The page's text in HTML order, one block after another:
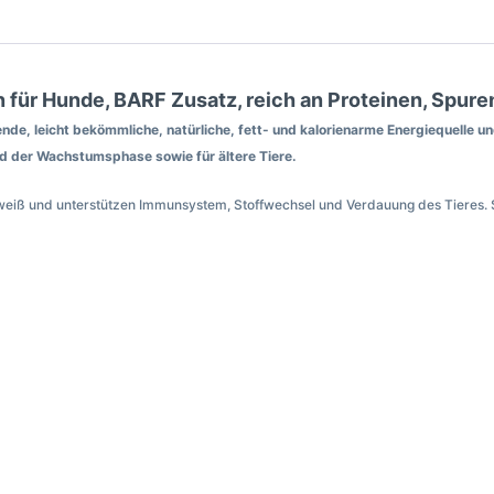
Hunde, BARF Zusatz, reich an Proteinen,
leicht bekömmliche, natürliche, fett- und kalorienarme Energiequelle
der Wachstumsphase sowie für ältere Tiere.
und unterstützen Immunsystem, Stoffwechsel und Verdauung des